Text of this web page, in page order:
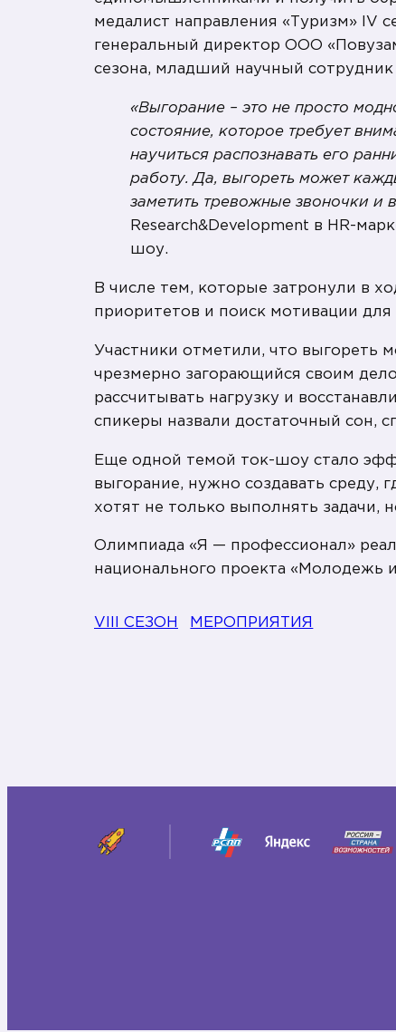
медалист направления «Туризм» IV
генеральный директор ООО
сезона, младший научный
«Выгорание – это не просто
состояние, которое требует
научиться распознавать его
работу. Да, выгореть может
заметить тревожные звоночки и
Research&Development в HR-
шоу.
В числе тем, которые затронули в
приоритетов и поиск мотивации
Участники отметили, что выгореть
чрезмерно загорающийся своим
рассчитывать нагрузку и
спикеры назвали достаточный сон,
Еще одной темой ток-шоу стало
выгорание, нужно создавать среду,
хотят не только выполнять задачи,
Олимпиада «Я — профессионал»
национального проекта «Молодежь
VIII СЕЗОН МЕРОПРИЯТИЯ